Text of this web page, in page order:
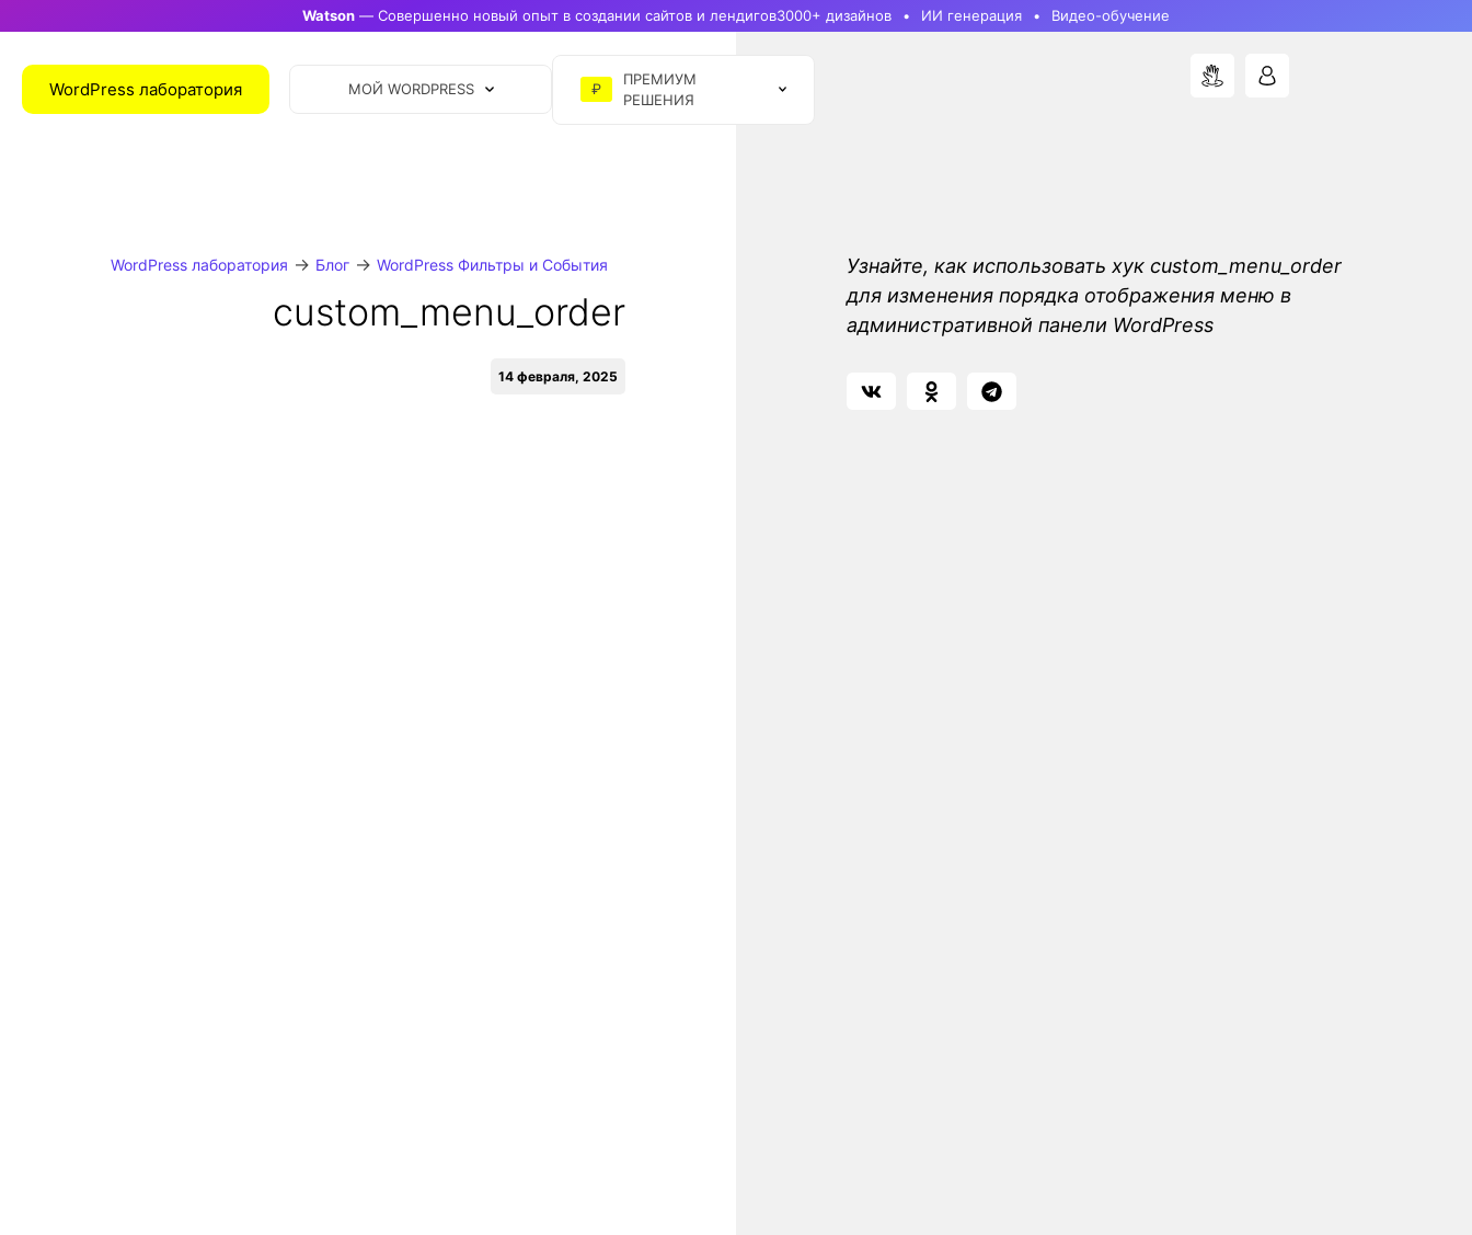
Watson — Совершенно новый опыт в создании сайтов и лендигов3000+ дизайнов ИИ генерация Видео-обучение
WordPress лаборатория МОЙ WORDPRESS ₽
ПРЕМИУМ
РЕШЕНИЯ
WordPress лаборатория → Блог→ WordPress Фильтры и События
custom_menu_order
14 февраля, 2025
Узнайте, как использовать хук custom_menu_order
для изменения порядка отображения меню в
административной панели WordPress